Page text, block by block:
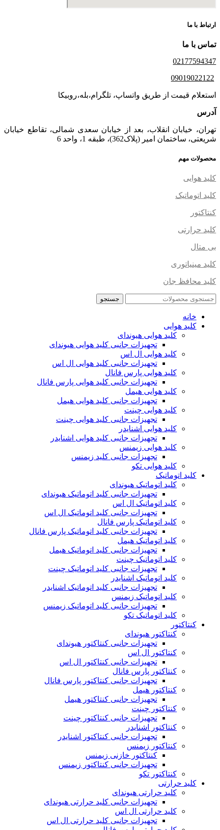
ارتباط با ما
تماس با ما
02177594347
09019022122
استعلام قیمت از طریق واتساپ، تلگرام،بله،روبیکا
آدرس
تهران، خیابان انقلاب، بعد از خیابان سعدی شمالی، تقاطع خیابان
شریعتی، ساختمان امیر (پلاک362)، طبقه 1، واحد 6
محصولات مهم
کلید هوایی
کلید اتوماتیک
کنتاکتور
کلید حرارتی
بی متال
کلید مینیاتوری
کلید محافظ جان
جستجو
خانه
کلید هوایی
کلید هوایی هیوندای
تجهیزات جانبی کلید هوایی هیوندای
کلید هوایی ال اس
تجهیزات جانبی کلید هوایی ال اس
کلید هوایی پارس فانال
تجهیزات جانبی کلید هوایی پارس فانال
کلید هوایی هیمل
تجهیزات جانبی کلید هوایی هیمل
کلید هوایی چینت
تجهیزات جانبی کلید هوایی چینت
کلید هوایی اشنایدر
تجهیزات جانبی کلید هوایی اشنایدر
کلید هوایی زیمنس
تجهیزات جانبی کلید زیمنس
کلید هوایی تکو
کلید اتوماتیک
کلید اتوماتیک هیوندای
تجهیزات جانبی کلید اتوماتیک هیوندای
کلید اتوماتیک ال اس
تجهیزات جانبی کلید اتوماتیک ال اس
کلید اتوماتیک پارس فانال
تجهیزات جانبی کلید اتوماتیک پارس فانال
کلید اتوماتیک هیمل
تجهیزات جانبی کلید اتوماتیک هیمل
کلید اتوماتیک چینت
تجهیزات جانبی کلید اتوماتیک چینت
کلید اتوماتیک اشنایدر
تجهیزات جانبی کلید اتوماتیک اشنایدر
کلید اتوماتیک زیمنس
تجهیزات جانبی کلید اتوماتیک زیمنس
کلید اتوماتیک تکو
کنتاکتور
کنتاکتور هیوندای
تجهیزات جانبی کنتاکتور هیوندای
کنتاکتور ال اس
تجهیزات جانبی کنتاکتور ال اس
کنتاکتور پارس فانال
تجهیزات جانبی کنتاکتور پارس فانال
کنتاکتور هیمل
تجهیزات جانبی کنتاکتور هیمل
کنتاکتور چینت
تجهیزات جانبی کنتاکتور چینت
کنتاکتور اشنایدر
تجهیزات جانبی کنتاکتور اشنایدر
کنتاکتور زیمنس
کنتاکتور خازنی زیمنس
تجهیزات جانبی کنتاکتور زیمنس
کنتاکتور تکو
کلید حرارتی
کلید حرارتی هیوندای
تجهیزات جانبی کلید حرارتی هیوندای
کلید حرارتی ال اس
تجهیزات جانبی کلید حرارتی ال اس